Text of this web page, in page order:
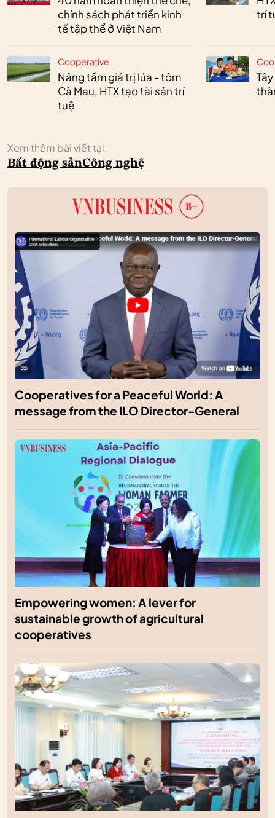
chính sách phát triển kinh
tế tập thể ở Việt Nam
Cooperative
Nâng tầm giá trị lúa - tôm
Cà Mau, HTX tạo tài sản trí
tuệ
trí
Xem thêm bài viết tại:
Bất động sảnCông nghệ
Cooperatives for a Peaceful World: A
message from the ILO Director-General
Empowering women: A lever for
sustainable growth of agricultural
cooperatives